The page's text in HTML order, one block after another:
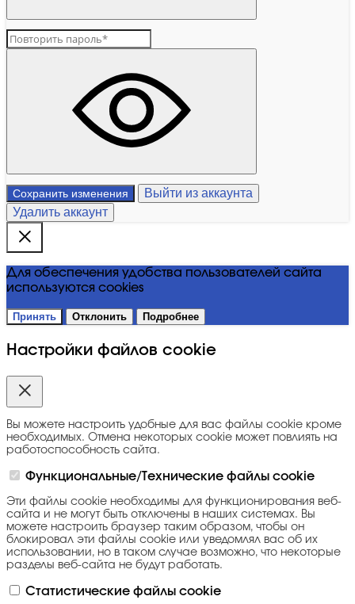
Сохранить изменения
Выйти из аккаунта
Удалить аккаунт
Для обеспечения удобства пользователей сайта
используются cookies
Принять Отклонить Подробнее
Настройки файлов cookie
Вы можете настроить удобные для вас файлы cookie кроме
необходимых. Отмена некоторых cookie может повлиять на
работоспособность сайта.
Функциональные/Технические файлы cookie
Эти файлы cookie необходимы для функционирования веб-
сайта и не могут быть отключены в наших системах. Вы
можете настроить браузер таким образом, чтобы он
блокировал эти файлы cookie или уведомлял вас об их
использовании, но в таком случае возможно, что некоторые
разделы веб-сайта не будут работать.
Статистические файлы cookie